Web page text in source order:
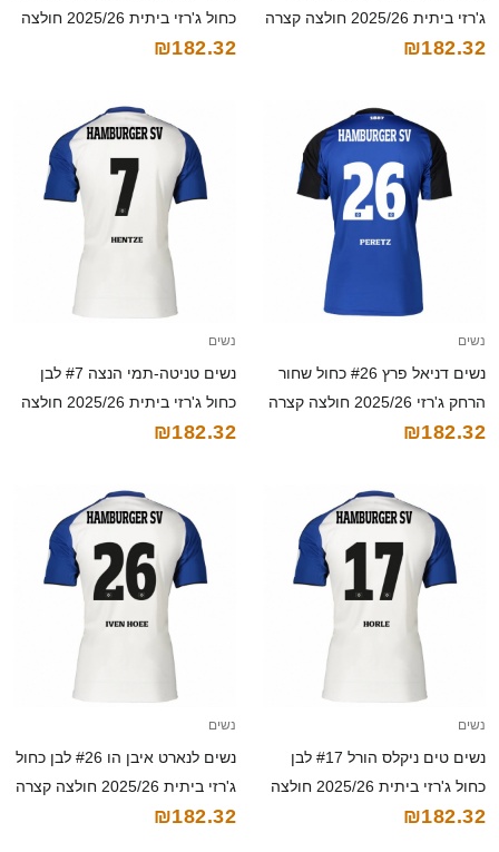
ג'רזי ביתית 2025/26 חולצה קצרה
₪182.32
כחול ג'רזי ביתית 2025/26 חולצה
קצרה
₪182.32
נשים
נשים דניאל פרץ #26 כחול שחור
הרחק ג'רזי 2025/26 חולצה קצרה
₪182.32
נשים
נשים טניטה-תמי הנצה #7 לבן
כחול ג'רזי ביתית 2025/26 חולצה
קצרה
₪182.32
נשים
נשים טים ניקלס הורל #17 לבן
כחול ג'רזי ביתית 2025/26 חולצה
קצרה
₪182.32
נשים
נשים לנארט איבן הו #26 לבן כחול
ג'רזי ביתית 2025/26 חולצה קצרה
₪182.32